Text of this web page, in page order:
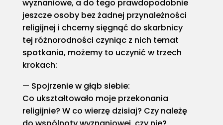
wyznaniowe, a do tego prawdopodobnie
jeszcze osoby bez żadnej przynależności
religijnej i chcemy sięgnąć do skarbnicy
tej różnorodności czyniąc z nich temat
spotkania, możemy to uczynić w trzech
krokach:
Spojrzenie w głąb siebie:
Co ukształtowało moje przekonania
religijnie? W co wierzę dzisiaj? Czy należę